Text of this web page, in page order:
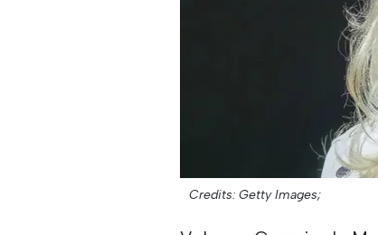
Credits: Getty Images;